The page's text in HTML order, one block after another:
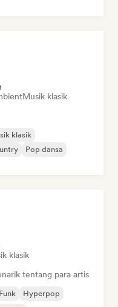
Musik klasik
klasik
Pop dansa
klasik
tentang para artis
Funk
Hyperpop